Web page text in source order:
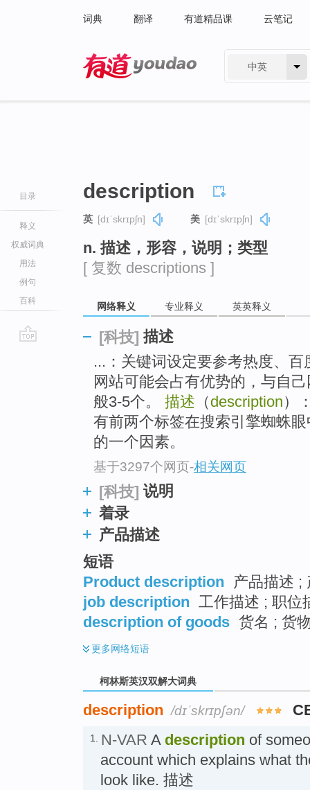
词典 翻译 有道精品课 云笔记
中英
目录
释义
权威词典
用法
例句
百科
description
英 [dɪˈskrɪpʃn] 美 [dɪˈskrɪpʃn]
n. 描述，形容，说明；类型
[ 复数 descriptions ]
网络释义 专业释义 英英释义
[科技] 描述
...：关键词设定要参考热度、
网站可能会占有优势的，与自
般3-5个。 描述 （description）
有前两个标签在搜索引擎蜘蛛
的一个因素。
基于3297个网页-相关网页
[科技] 说明
着录
产品描述
短语
Product description
产品描述 ;
job description 工作描述 ; 职位
description of goods 货名 ; 货
更多网络短语
柯林斯英汉双解大词典
description /dɪˈskrɪpʃən/
1. N-VAR A description of
account which explains what
look like. 描述